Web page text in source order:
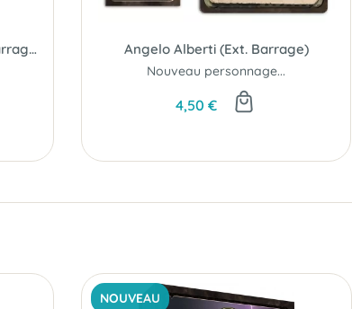
Wu Fang et Dr Octavius (Ext. Barrage) Angelo Alberti (Ext. Barrage)
Nouveau personnage...
4,50 €
NOUVEAU